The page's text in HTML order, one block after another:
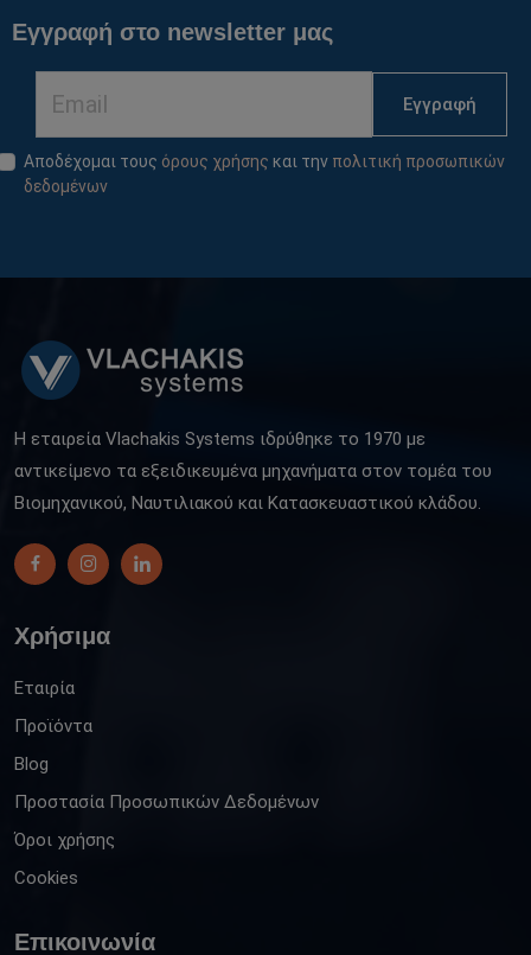
Εγγραφή στο newsletter μας
Εγγραφή
Αποδέχομαι τους όρους χρήσης και την πολιτική προσωπικών
δεδομένων
Η εταιρεία Vlachakis Systems ιδρύθηκε το 1970 με
αντικείμενο τα εξειδικευμένα μηχανήματα στον τομέα του
Βιομηχανικού, Ναυτιλιακού και Κατασκευαστικού κλάδου.
Χρήσιμα
Εταιρία
Προϊόντα
Blog
Προστασία Προσωπικών Δεδομένων
Όροι χρήσης
Cookies
Επικοινωνία